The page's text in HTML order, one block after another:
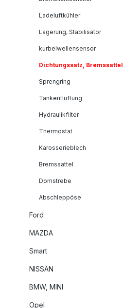
Ladeluftkühler
Lagerung, Stabilisator
kurbelwellensensor
Dichtungssatz, Bremssattel
Sprengring
Tankentlüftung
Hydraulikfilter
Thermostat
Karosserieblech
Bremssattel
Domstrebe
Abschleppöse
Ford
MAZDA
Smart
NISSAN
BMW, MINI
Opel